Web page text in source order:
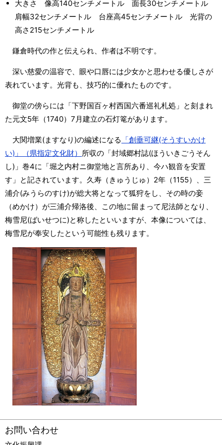
大きさ 像高140センチメートル 面長30センチメートル
肩幅32センチメートル 台座高45センチメートル 光背の
高さ215センチメートル
鎌倉時代の作と伝えられ、作者は不明です。
深い慈愛の温容で、眼や口唇には少女かと思わせる優しさが
表れています。光背も、技巧的に優れたものです。
御堂の傍らには「下野国百ヶ村西国六番巡礼札処」と刻まれ
た元文5年（1740）7月建立の石灯篭があります。
大関増業(ますなり)の編述になる 「創垂可継(そうすいかけ
い)」（県指定文化財） 所収の「封域郷村誌(ほういきごうそん
し)」巻4に「堀之内村ニ御堂地と言所あり、今ハ観音を安置
す」と記されています。久寿（きゅうじゅ）2年（1155）、三
浦介(みうらのすけ)が総大将となって狐狩をし、その時の妾
（めかけ）が三浦介帰洛後、この地に留まって尼法師となり、
梅雪尼(ばいせつに)と称したといいますが、本像については、
梅雪尼が奉安したという可能性も残ります。
お問い合わせ